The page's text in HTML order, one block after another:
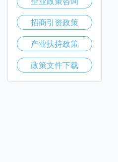
招商引资政策
产业扶持政策
政策文件下载